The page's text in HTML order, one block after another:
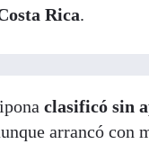
Rica.
clasificó sin
arrancó con